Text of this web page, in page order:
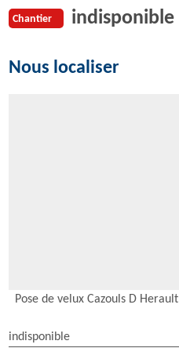
Chantier indisponible
Nous localiser
Pose de velux Cazouls D Herault
indisponible